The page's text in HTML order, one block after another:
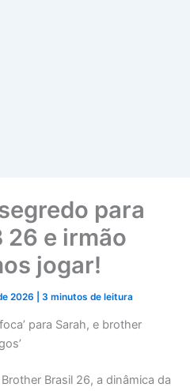
para
26 e irmão
jogar!
2026 |3 minutos de leitura
para Sarah, e brother
Brasil 26, a dinâmica da